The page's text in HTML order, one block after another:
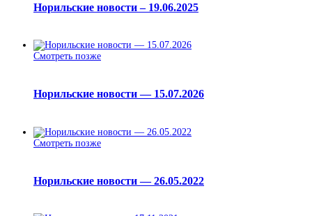
Норильские новости – 19.06.2025
Смотреть позже
Норильские новости — 15.07.2026
Смотреть позже
Норильские новости — 26.05.2022